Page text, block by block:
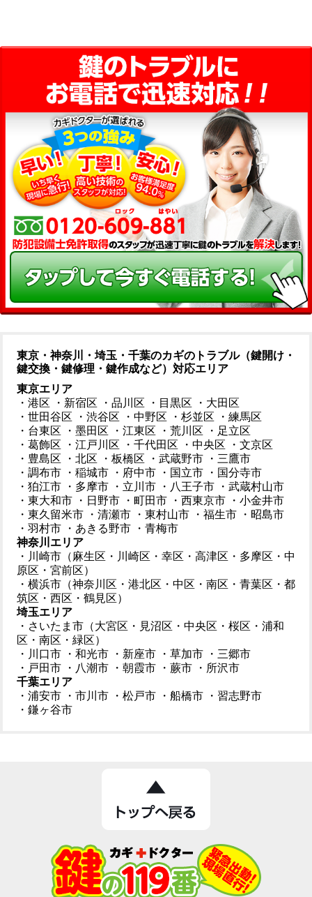
ブ
東京・神奈川・埼玉・千葉のカギのトラブル（鍵開け・
鍵交換・鍵修理・鍵作成など）対応エリア
東京エリア
・港区
・新宿区 ・品川区 ・目黒区
・大田区
・世田谷区
・渋谷区 ・中野区 ・杉並区
・練馬区
・台東区
・墨田区 ・江東区 ・荒川区
・足立区
・葛飾区
・江戸川区 ・千代田区 ・中央区
・文京区
・豊島区
・北区 ・板橋区 ・武蔵野市
・三鷹市
・調布市
・稲城市 ・府中市 ・国立市
・国分寺市
・狛江市
・多摩市 ・立川市 ・八王子市
・武蔵村山市
・東大和市
・日野市 ・町田市 ・西東京市
・小金井市
・東久留米市
・清瀬市 ・東村山市 ・福生市
・昭島市
・羽村市
・あきる野市
・青梅市
神奈川エリア
・川崎市（麻生区・川崎区・幸区・高津区・多摩区・中
原区・宮前区）
・横浜市（神奈川区・港北区・中区・南区・青葉区・都
筑区・西区・鶴見区）
埼玉エリア
・さいたま市（大宮区・見沼区・中央区・桜区・浦和
区・南区・緑区）
・川口市
・和光市 ・新座市 ・草加市
・三郷市
・戸田市
・八潮市 ・朝霞市 ・蕨市
・所沢市
千葉エリア
・浦安市
・市川市 ・松戸市 ・船橋市
・習志野市
・鎌ヶ谷市